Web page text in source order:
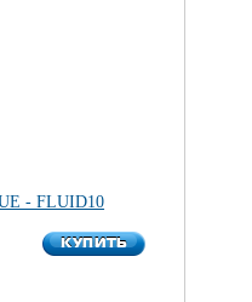
- FLUID10
КУПИТЬ
КУПИТЬ